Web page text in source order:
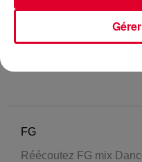
FG
Réécoutez FG mix